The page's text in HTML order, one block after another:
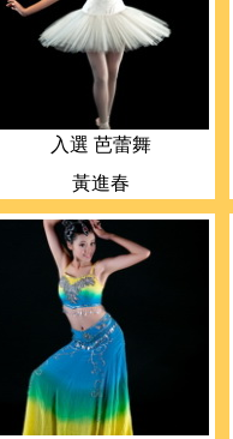
入選 芭蕾舞
黃進春